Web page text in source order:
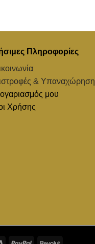
Πληροφορίες
& Υπαναχώρηση
μου
Χρήσης